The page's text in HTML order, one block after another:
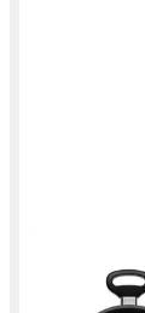
Topf-Set
frei Ø 20 &